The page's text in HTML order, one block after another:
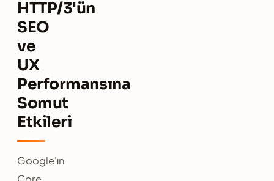
HTTP/3'ün
SEO
ve
UX
Performansına
Somut
Etkileri
Google'ın